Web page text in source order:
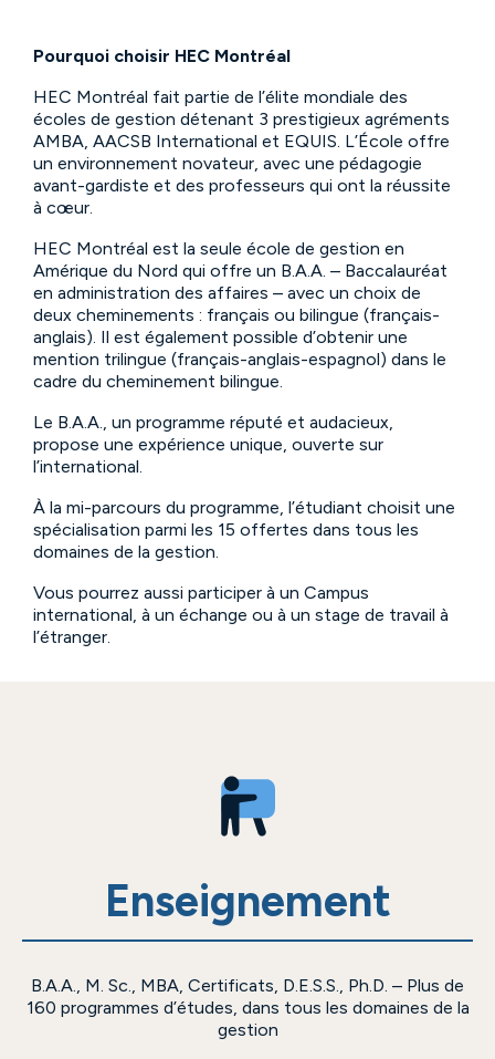
Pourquoi choisir HEC Montréal
HEC Montréal fait partie de l’élite mondiale des
écoles de gestion détenant 3 prestigieux agréments
AMBA, AACSB International et EQUIS. L’École offre
un environnement novateur, avec une pédagogie
avant-gardiste et des professeurs qui ont la réussite
à cœur.
HEC Montréal est la seule école de gestion en
Amérique du Nord qui offre un B.A.A. – Baccalauréat
en administration des affaires – avec un choix de
deux cheminements : français ou bilingue (français-
anglais). Il est également possible d’obtenir une
mention trilingue (français-anglais-espagnol) dans le
cadre du cheminement bilingue.
Le B.A.A., un programme réputé et audacieux,
propose une expérience unique, ouverte sur
l’international.
À la mi-parcours du programme, l’étudiant choisit une
spécialisation parmi les 15 offertes dans tous les
domaines de la gestion.
Vous pourrez aussi participer à un Campus
international, à un échange ou à un stage de travail à
l’étranger.
Enseignement
B.A.A., M. Sc., MBA, Certificats, D.E.S.S., Ph.D. – Plus de
160 programmes d’études, dans tous les domaines de la
gestion